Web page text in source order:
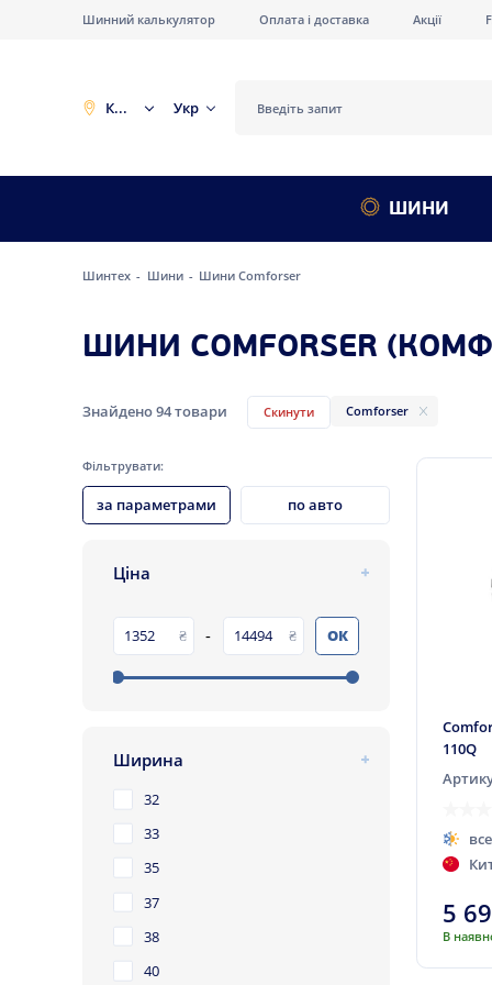
Шинний калькулятор Оплата і доставка Акції
Київ Укр
ШИНИ
Шинтех Шини Шини Comforser
ШИНИ COMFORSER
Знайдено94товари Скинути Comforser
Фільтрувати:
за параметрами по авто
Ціна
- ОК
Ширина
32
33
35
37
38
40
110Q
5
В